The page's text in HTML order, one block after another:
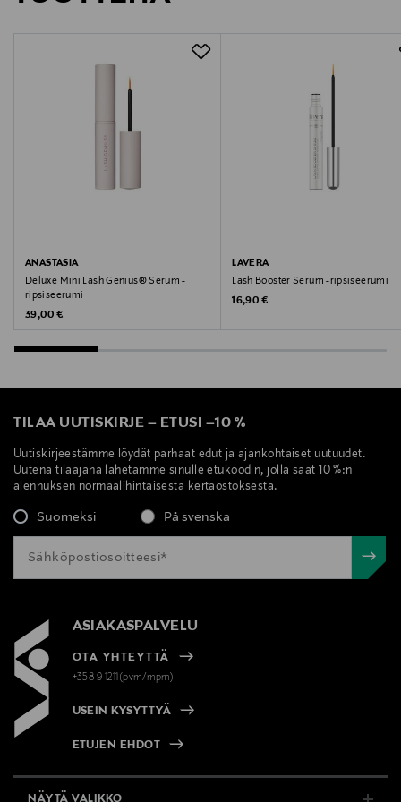
ANASTASIA
Deluxe Mini Lash Genius® Serum -
ripsiseerumi
Original Price
39,00 €
LAVERA
Lash Booster Serum -ripsiseerumi
Original Price
16,90 €
TILAA UUTISKIRJE – ETUSI –10 %
Uutiskirjeestämme löydät parhaat edut ja ajankohtaiset uutuudet.
Uutena tilaajana lähetämme sinulle etukoodin, jolla saat 10 %:n
alennuksen normaalihintaisesta kertaostoksesta.
Suomeksi På svenska
ASIAKASPALVELU
OTA YHTEYTTÄ
+358 9 1211(pvm/mpm)
USEIN KYSYTTYÄ
ETUJEN EHDOT
NÄYTÄ VALIKKO